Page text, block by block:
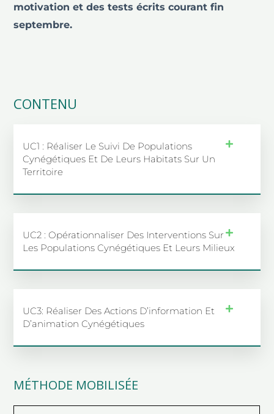
motivation et des tests écrits courant fin
septembre.
CONTENU
UC1 : Réaliser Le Suivi De Populations
Cynégétiques Et De Leurs Habitats Sur Un
Territoire
UC2 : Opérationnaliser Des Interventions Sur
Les Populations Cynégétiques Et Leurs Milieux
UC3: Réaliser Des Actions D’information Et
D’animation Cynégétiques
MÉTHODE MOBILISÉE